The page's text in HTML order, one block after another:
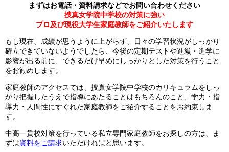
まずはお電話・資料請求などでお問い合わせください
捜真女学院中学校の対策に強い
プロ及び現役大学生家庭教師をご紹介いたします
もし現在、成績が思うように上がらず、日々の学習状況がしっかり
確立できていないようでしたら、今後の定期テストや進級・進学に
影響が出る前に、できるだけ早めにしっかりとした対策を行うこと
をお勧めします。
家庭教師のアクセスでは、捜真女学院中学校のカリキュラムをしっ
かり把握したうえで指導にあたることはもちろんのこと、学力・指
導力・人間性にすぐれた家庭教師をご紹介することをお約束しま
す。
中高一貫校対策を行っている私立専門家庭教師をお探しの方は、ま
ずは資料をご請求いただければと思います。